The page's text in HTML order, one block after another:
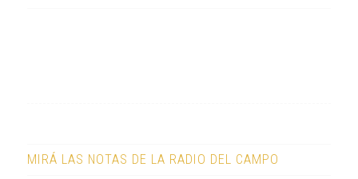
MIRÁ LAS NOTAS DE LA RADIO DEL CAMPO